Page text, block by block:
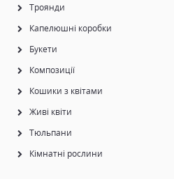
Троянди
Капелюшні коробки
Букети
Композиції
Кошики з квітами
Живі квіти
Тюльпани
Кімнатні рослини